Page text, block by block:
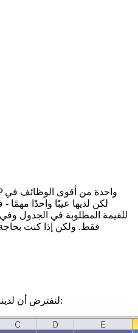
للقيمة المطلوبة في الجدول
فقط. ولكن إذا كنت بحاجة
لنفترض أن لدينا جدولًا للقروض المعالجة مثل هذا: